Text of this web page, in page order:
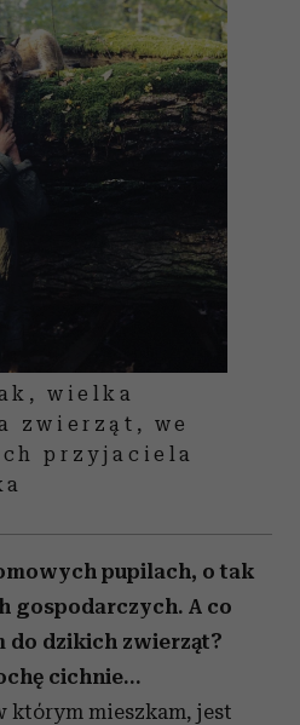
wielka
zwierząt, we
przyjaciela
pupilach, o tak
gospodarczych. A co
do dzikich zwierząt?
cichnie…
którym mieszkam, jest